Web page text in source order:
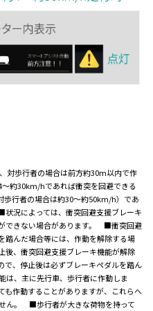
対歩行者の場合は前方約30m以内で作
約30km/hであれば衝突を回避できる
行者の場合は約30～約50km/h）であ
況によっては、衝突回避支援ブレーキ
できない場合があります。 ■衝突回避
踏んだ場合等には、作動を解除する場
、衝突回避支援ブレーキ機能が解除
で、停止後は必ずブレーキペダルを踏ん
、主に先行車、歩行者に作動しま
も作動することがありますが、これらへ
ん。 ■歩行者が大きな荷物を持って